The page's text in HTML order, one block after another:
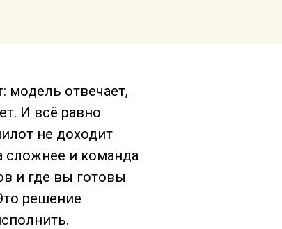
модель отвечает,
И всё равно
не доходит
сложнее и команда
и где вы готовы
решение